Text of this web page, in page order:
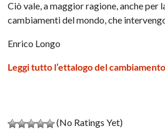
Ciò vale, a maggior ragione, anche
cambiamenti del mondo, che
Enrico Longo
Leggi tutto l’ettalogo del
(No Ratings Yet)